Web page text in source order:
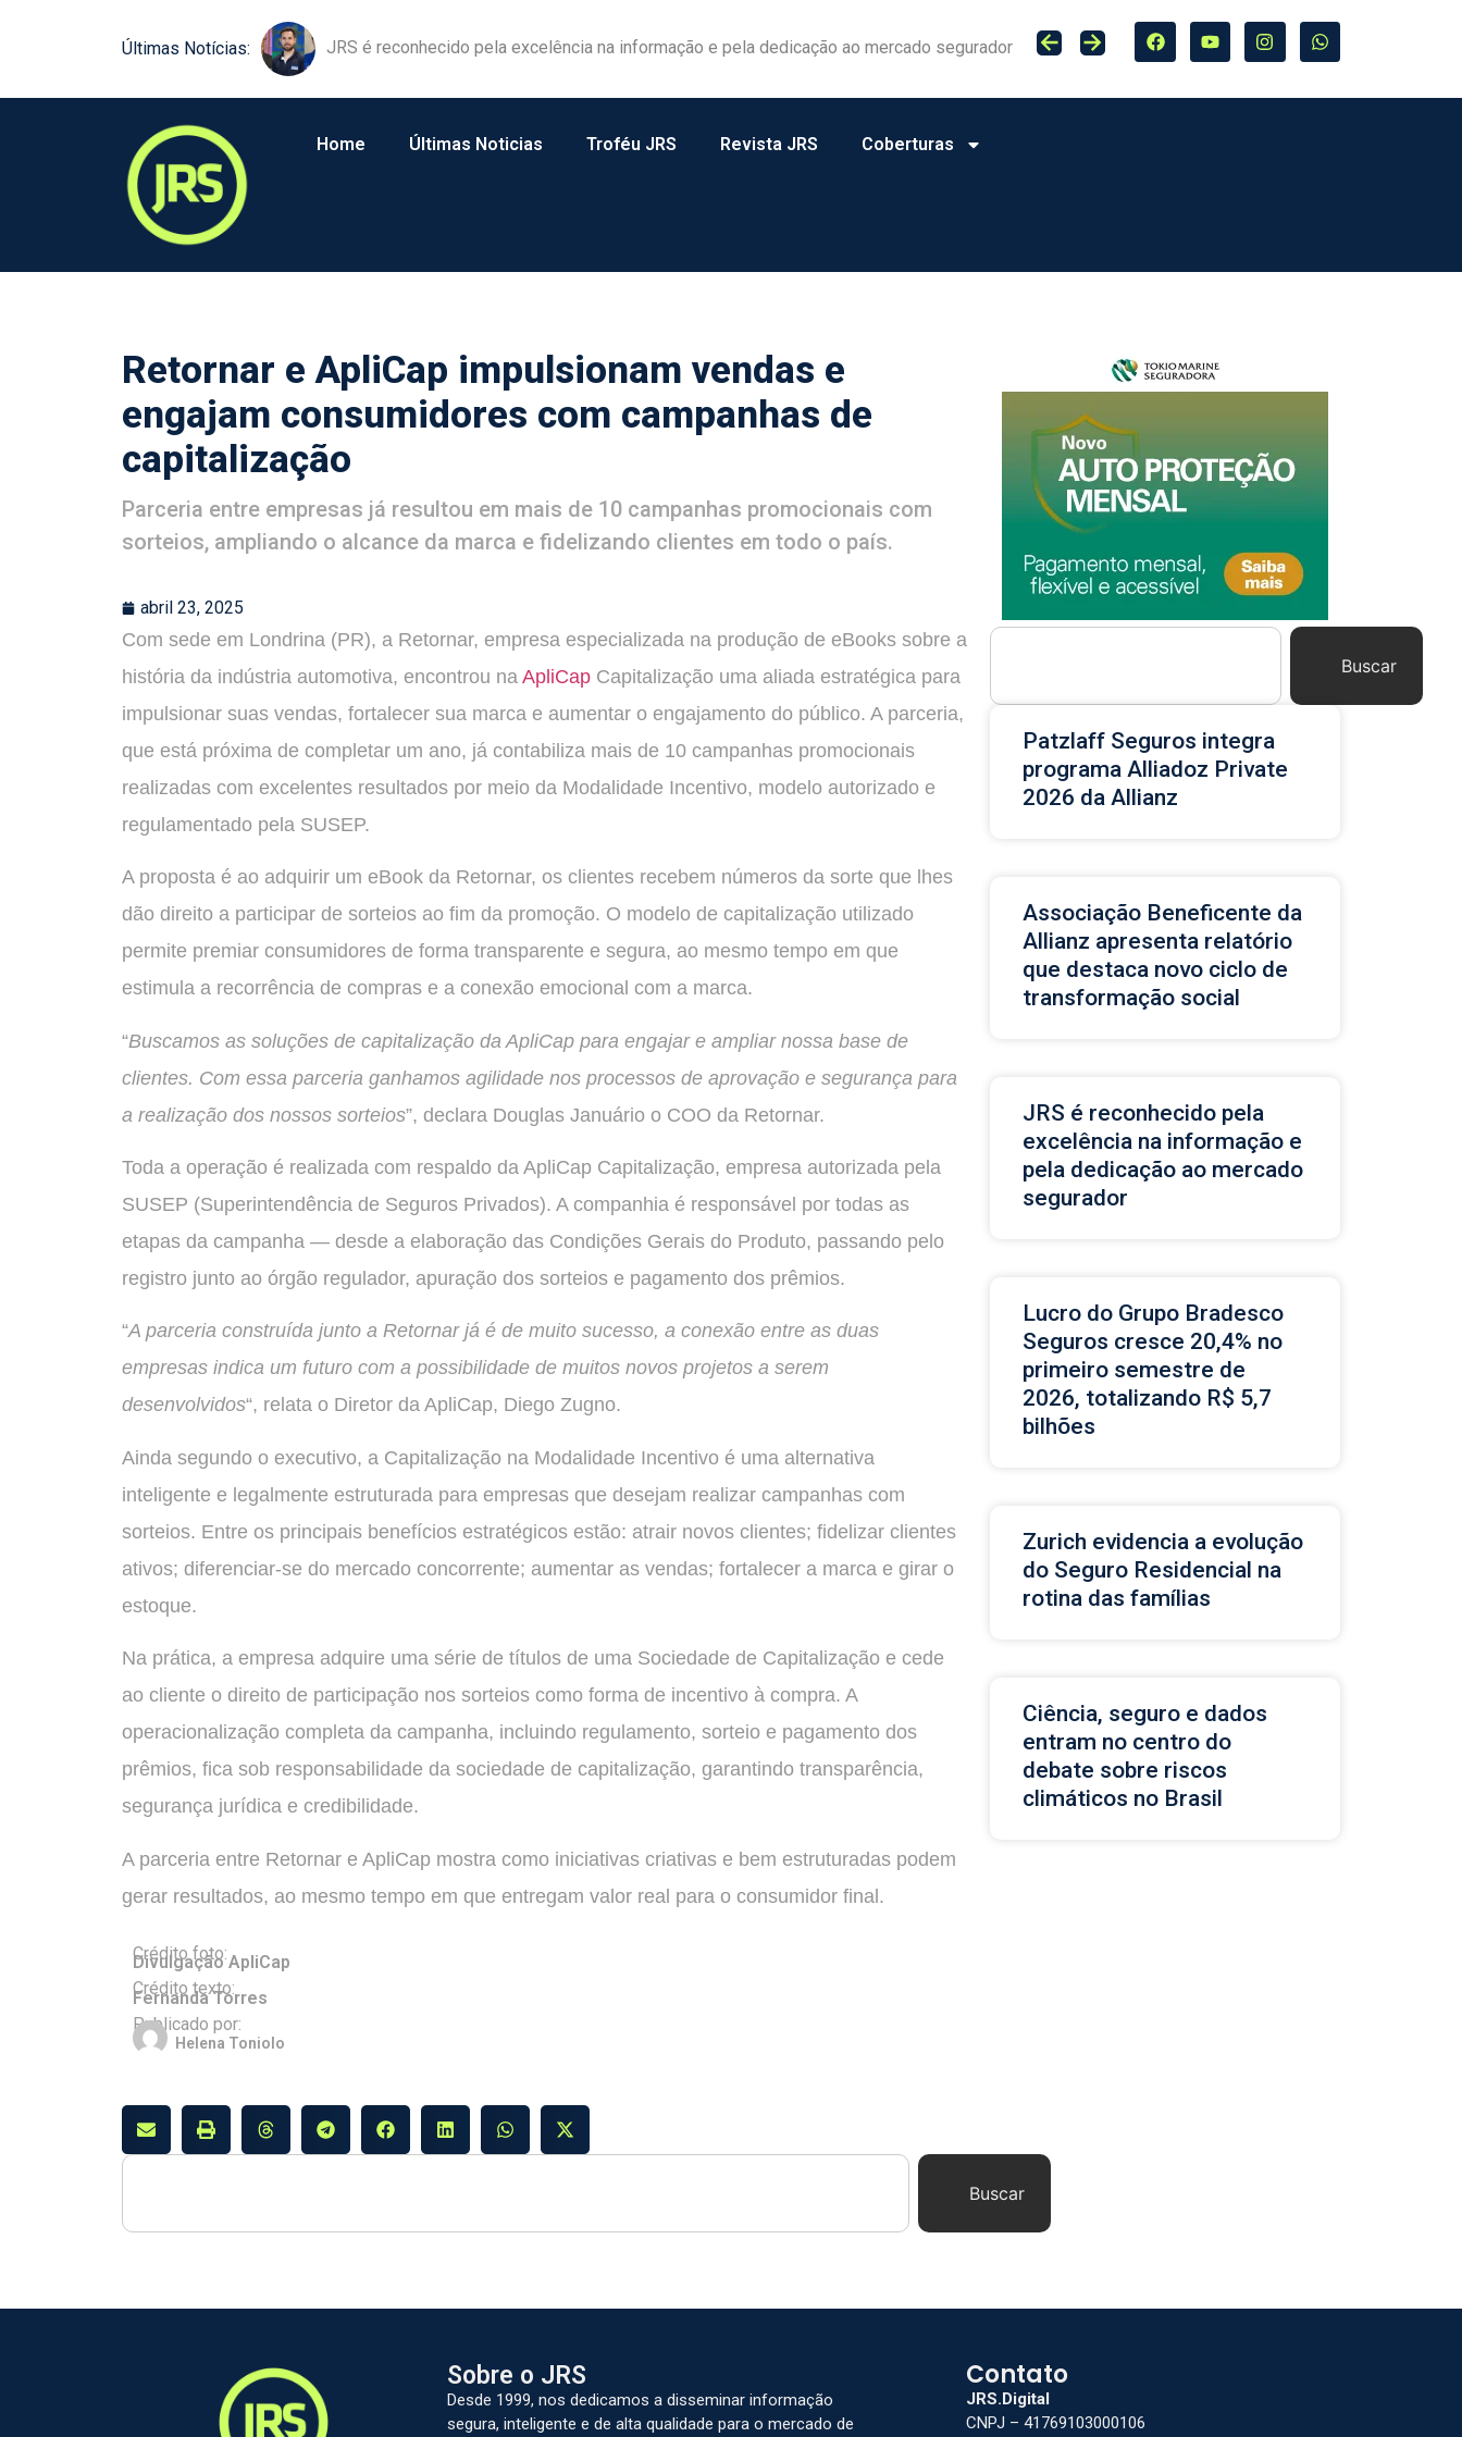
Últimas Notícias: JRS é reconhecido pela excelência na informação e pela dedicação ao mercado segurador
Lucro do Grupo Bradesco Seguros cresce 20,4% no primeiro semestre de 2026, totalizando R$ 5,7 bilhões
Home Últimas Noticias Troféu JRS Revista JRS Coberturas
Retornar e ApliCap impulsionam vendas e
engajam consumidores com campanhas de
capitalização
Parceria entre empresas já resultou em mais de 10 campanhas promocionais com
sorteios, ampliando o alcance da marca e fidelizando clientes em todo o país.
abril 23, 2025
Com sede em Londrina (PR), a Retornar, empresa especializada na produção de eBooks sobre a
história da indústria automotiva, encontrou na ApliCap Capitalização uma aliada estratégica para
impulsionar suas vendas, fortalecer sua marca e aumentar o engajamento do público. A parceria,
que está próxima de completar um ano, já contabiliza mais de 10 campanhas promocionais
realizadas com excelentes resultados por meio da Modalidade Incentivo, modelo autorizado e
regulamentado pela SUSEP.
A proposta é ao adquirir um eBook da Retornar, os clientes recebem números da sorte que lhes
dão direito a participar de sorteios ao fim da promoção. O modelo de capitalização utilizado
permite premiar consumidores de forma transparente e segura, ao mesmo tempo em que
estimula a recorrência de compras e a conexão emocional com a marca.
“Buscamos as soluções de capitalização da ApliCap para engajar e ampliar nossa base de
clientes. Com essa parceria ganhamos agilidade nos processos de aprovação e segurança para
a realização dos nossos sorteios”, declara Douglas Januário o COO da Retornar.
Toda a operação é realizada com respaldo da ApliCap Capitalização, empresa autorizada pela
SUSEP (Superintendência de Seguros Privados). A companhia é responsável por todas as
etapas da campanha — desde a elaboração das Condições Gerais do Produto, passando pelo
registro junto ao órgão regulador, apuração dos sorteios e pagamento dos prêmios.
“A parceria construída junto a Retornar já é de muito sucesso, a conexão entre as duas
empresas indica um futuro com a possibilidade de muitos novos projetos a serem
desenvolvidos“, relata o Diretor da ApliCap, Diego Zugno.
Ainda segundo o executivo, a Capitalização na Modalidade Incentivo é uma alternativa
inteligente e legalmente estruturada para empresas que desejam realizar campanhas com
sorteios. Entre os principais benefícios estratégicos estão: atrair novos clientes; fidelizar clientes
ativos; diferenciar-se do mercado concorrente; aumentar as vendas; fortalecer a marca e girar o
estoque.
Na prática, a empresa adquire uma série de títulos de uma Sociedade de Capitalização e cede
ao cliente o direito de participação nos sorteios como forma de incentivo à compra. A
operacionalização completa da campanha, incluindo regulamento, sorteio e pagamento dos
prêmios, fica sob responsabilidade da sociedade de capitalização, garantindo transparência,
segurança jurídica e credibilidade.
A parceria entre Retornar e ApliCap mostra como iniciativas criativas e bem estruturadas podem
gerar resultados, ao mesmo tempo em que entregam valor real para o consumidor final.
Crédito foto:
Divulgação ApliCap
Crédito texto:
Fernanda Torres
Publicado por:
Helena Toniolo
Buscar
Buscar
Patzlaff Seguros integra
programa Alliadoz Private
2026 da Allianz
Associação Beneficente da
Allianz apresenta relatório
que destaca novo ciclo de
transformação social
JRS é reconhecido pela
excelência na informação e
pela dedicação ao mercado
segurador
Lucro do Grupo Bradesco
Seguros cresce 20,4% no
primeiro semestre de
2026, totalizando R$ 5,7
bilhões
Zurich evidencia a evolução
do Seguro Residencial na
rotina das famílias
Ciência, seguro e dados
entram no centro do
debate sobre riscos
climáticos no Brasil
Sobre o JRS
Desde 1999, nos dedicamos a disseminar informação
segura, inteligente e de alta qualidade para o mercado de
Contato
JRS.Digital
CNPJ – 41769103000106